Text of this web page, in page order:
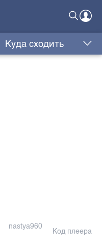
Куда сходить
nastya960
Код плеера